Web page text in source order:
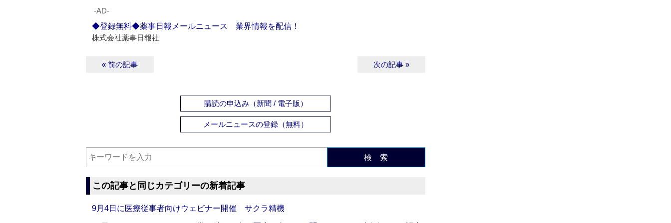
‐AD‐
◆登録無料◆薬事日報メールニュース 業界情報を配信！
株式会社薬事日報社
« 前の記事 次の記事 »
購読の申込み（新聞 / 電子版）
メールニュースの登録（無料）
検 索
この記事と同じカテゴリーの新着記事
9月4日に医療従事者向けウェビナー開催 サクラ精機